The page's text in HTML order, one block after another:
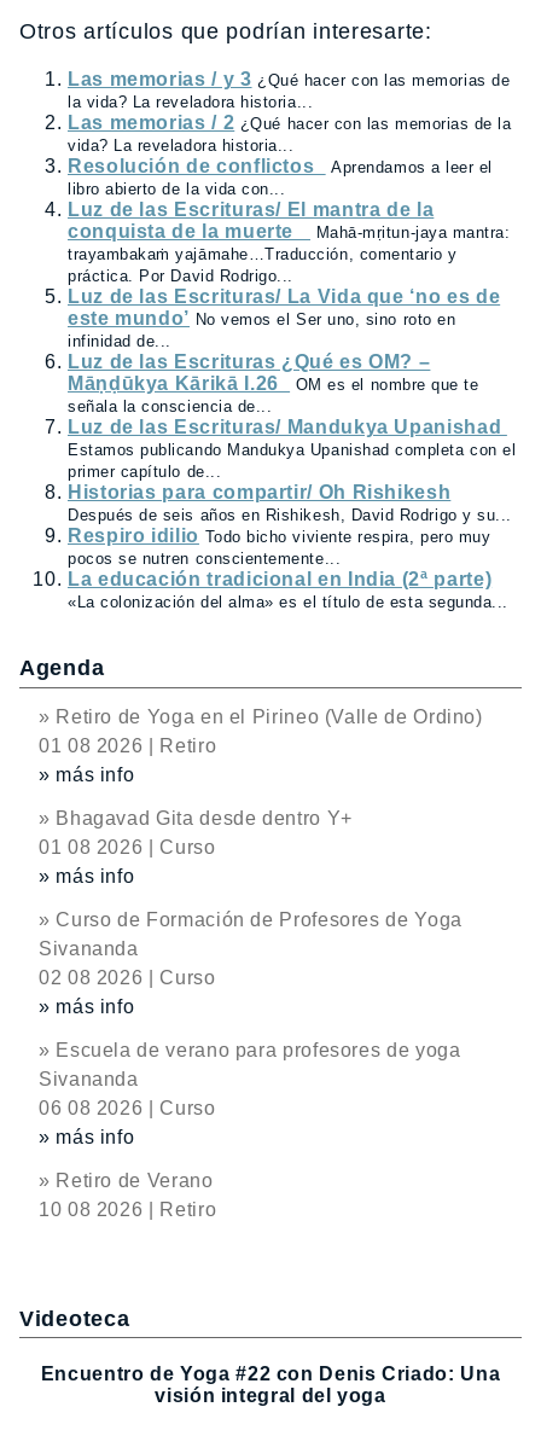
Otros artículos que podrían interesarte:
Las memorias / y 3 ¿Qué hacer con las memorias de
la vida? La reveladora historia...
Las memorias / 2 ¿Qué hacer con las memorias de la
vida? La reveladora historia...
Resolución de conflictos
Aprendamos a leer el
libro abierto de la vida con...
Luz de las Escrituras/ El mantra de la
conquista de la muerte
Mahā-mṛitun-jaya mantra:
trayambakaṁ yajāmahe…Traducción, comentario y
práctica. Por David Rodrigo...
Luz de las Escrituras/ La Vida que ‘no es de
este mundo’ No vemos el Ser uno, sino roto en
infinidad de...
Luz de las Escrituras ¿Qué es OM? –
Māṇḍūkya Kārikā I.26
OM es el nombre que te
señala la consciencia de...
Luz de las Escrituras/ Mandukya Upanishad
Estamos publicando Mandukya Upanishad completa con el
primer capítulo de...
Historias para compartir/ Oh Rishikesh
Después de seis años en Rishikesh, David Rodrigo y su...
Respiro idilio Todo bicho viviente respira, pero muy
pocos se nutren conscientemente...
La educación tradicional en India (2ª parte)
«La colonización del alma» es el título de esta segunda...
Agenda
» Retiro de Yoga en el Pirineo (Valle de Ordino)
01 08 2026 | Retiro
» más info
» Bhagavad Gita desde dentro Y+
01 08 2026 | Curso
» más info
» Curso de Formación de Profesores de Yoga
Sivananda
02 08 2026 | Curso
» más info
» Escuela de verano para profesores de yoga
Sivananda
06 08 2026 | Curso
» más info
» Retiro de Verano
10 08 2026 | Retiro
Videoteca
Encuentro de Yoga #22 con Denis Criado: Una
visión integral del yoga